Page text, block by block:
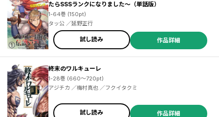
たらSSSランクになりました～（単話版）
1-64巻 (150pt)
タッ公 ／延野正行
試し読み 作品詳細
終末のワルキューレ
1-28巻 (660～720pt)
アジチカ ／梅村真也 ／フクイタクミ
試し読み 作品詳細